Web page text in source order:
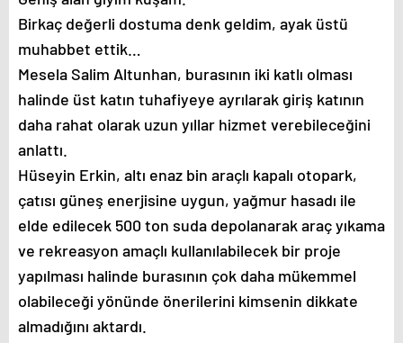
Birkaç değerli dostuma denk geldim, ayak üstü
muhabbet ettik…
Mesela Salim Altunhan, burasının iki katlı olması
halinde üst katın tuhafiyeye ayrılarak giriş katının
daha rahat olarak uzun yıllar hizmet verebileceğini
anlattı.
Hüseyin Erkin, altı enaz bin araçlı kapalı otopark,
çatısı güneş enerjisine uygun, yağmur hasadı ile
elde edilecek 500 ton suda depolanarak araç yıkama
ve rekreasyon amaçlı kullanılabilecek bir proje
yapılması halinde burasının çok daha mükemmel
olabileceği yönünde önerilerini kimsenin dikkate
almadığını aktardı.